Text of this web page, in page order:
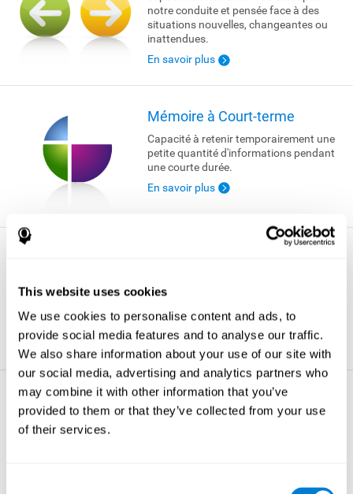
This website uses cookies
We use cookies to personalise content and ads, to
provide social media features and to analyse our traffic.
We also share information about your use of our site with
our social media, advertising and analytics partners who
may combine it with other information that you’ve
provided to them or that they’ve collected from your use
of their services.
notre conduite et pensée face à des
situations nouvelles, changeantes ou
inattendues.
En savoir plus
Mémoire à Court-terme
Capacité à retenir temporairement une
petite quantité d'informations pendant
une courte durée.
En savoir plus
et à comprendre leurs relations dans
l'environnement.
En savoir plus
Surveillance